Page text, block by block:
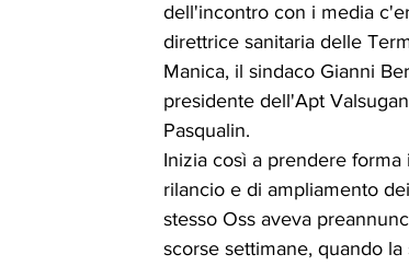
dell'incontro con i media
direttrice sanitaria delle
Manica, il sindaco Gianni
presidente dell'Apt
Pasqualin.
Inizia così a prendere
rilancio e di ampliamento
stesso Oss aveva
scorse settimane, quando